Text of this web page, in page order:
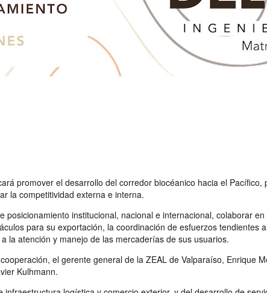
promover el desarrollo del corredor biocéanico hacia el
la competitividad externa e interna.
institucional, nacional e internacional, colaborar
para su exportación, la coordinación de esfuerzos
la atención y manejo de las mercaderías de sus usuarios.
el gerente general de la ZEAL de Valparaíso, Enrique
Kulhmann.